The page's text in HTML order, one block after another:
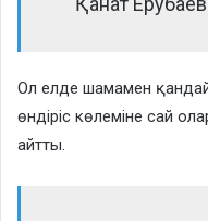
Ол елде шамамен қандай
өндіріс көлеміне сай
айтты.